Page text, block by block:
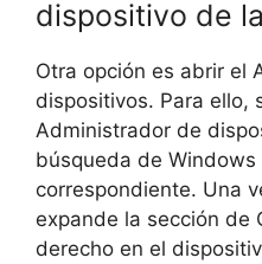
dispositivo de
Otra opción es abrir el
dispositivos. Para ello,
Administrador de
búsqueda de
correspondiente. Una
expande la sección de
derecho en el